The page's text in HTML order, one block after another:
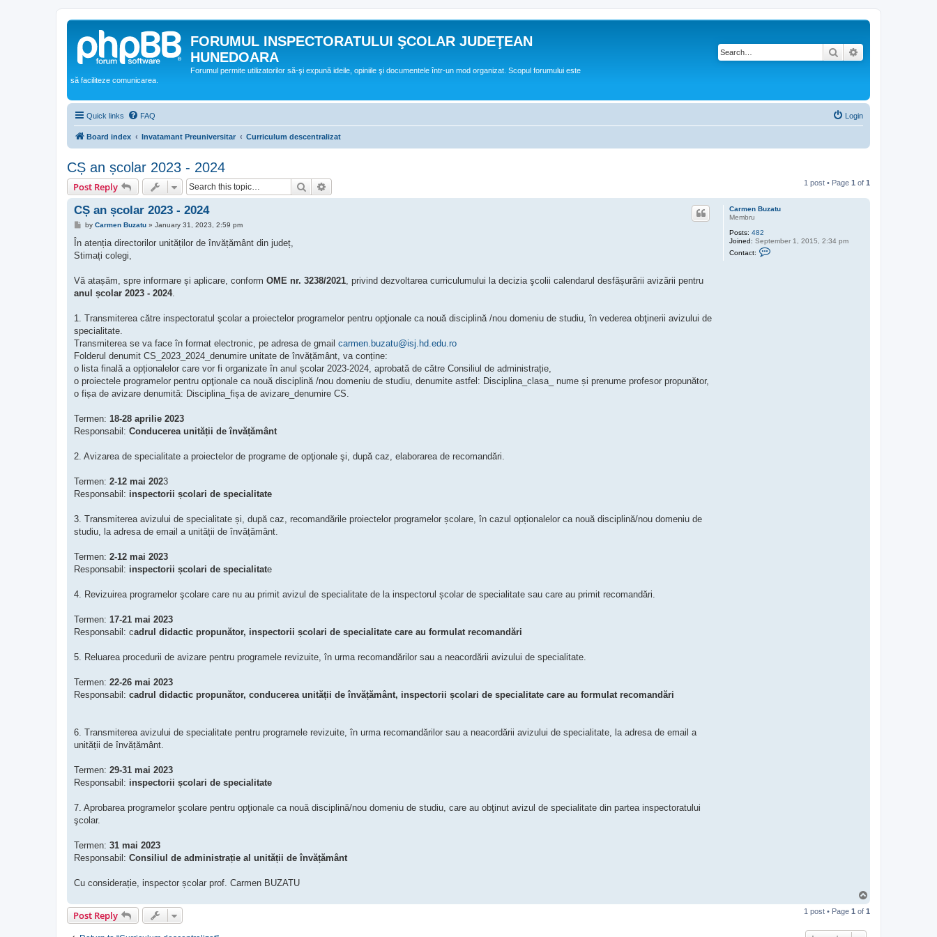
FORUMUL INSPECTORATULUI ŞCOLAR JUDEŢEAN
HUNEDOARA
Forumul permite utilizatorilor să-şi expună ideile, opiniile şi documentele într-un mod organizat. Scopul forumului este
să faciliteze comunicarea.
Search
Quick links FAQ Login
Board index Invatamant Preuniversitar Curriculum descentralizat
CȘ an școlar 2023 - 2024
Post Reply Search 1 post • Page 1 of 1
Carmen Buzatu
Membru
Posts: 482
Joined: September 1, 2015, 2:34 pm
Contact:
CȘ an școlar 2023 - 2024
P
s
by Carmen Buzatu» January 31, 2023, 2:59 pm
În atenția directorilor unităților de învățământ din județ,
Stimați colegi,
Vă atașăm, spre informare și aplicare, conform OME nr. 3238/2021 , privind dezvoltarea curriculumului la decizia şcolii calendarul desfășurării avizării pentru
anul școlar 2023 - 2024.
1. Transmiterea către inspectoratul şcolar a proiectelor programelor pentru opţionale ca nouă disciplină /nou domeniu de studiu, în vederea obţinerii avizului de
specialitate.
Transmiterea se va face în format electronic, pe adresa de gmail carmen.buzatu@isj.hd.edu.ro
Folderul denumit CS_2023_2024_denumire unitate de învățământ, va conține:
o lista finală a opționalelor care vor fi organizate în anul școlar 2023-2024, aprobată de către Consiliul de administrație,
o proiectele programelor pentru opţionale ca nouă disciplină /nou domeniu de studiu, denumite astfel: Disciplina_clasa_ nume și prenume profesor propunător,
o fișa de avizare denumită: Disciplina_fișa de avizare_denumire CS.
Termen: 18-28 aprilie 2023
Responsabil: Conducerea unității de învățământ
2. Avizarea de specialitate a proiectelor de programe de opţionale şi, după caz, elaborarea de recomandări.
Termen: 2-12 mai 2023
Responsabil: inspectorii școlari de specialitate
3. Transmiterea avizului de specialitate și, după caz, recomandările proiectelor programelor școlare, în cazul opționalelor ca nouă disciplină/nou domeniu de
studiu, la adresa de email a unității de învățământ.
Termen: 2-12 mai 2023
Responsabil: inspectorii școlari de specialitate
4. Revizuirea programelor şcolare care nu au primit avizul de specialitate de la inspectorul școlar de specialitate sau care au primit recomandări.
Termen: 17-21 mai 2023
Responsabil: cadrul didactic propunător, inspectorii școlari de specialitate care au formulat recomandări
5. Reluarea procedurii de avizare pentru programele revizuite, în urma recomandărilor sau a neacordării avizului de specialitate.
Termen: 22-26 mai 2023
Responsabil: cadrul didactic propunător, conducerea unității de învățământ, inspectorii școlari de specialitate care au formulat recomandări
6. Transmiterea avizului de specialitate pentru programele revizuite, în urma recomandărilor sau a neacordării avizului de specialitate, la adresa de email a
unității de învățământ.
Termen: 29-31 mai 2023
Responsabil: inspectorii școlari de specialitate
7. Aprobarea programelor şcolare pentru opţionale ca nouă disciplină/nou domeniu de studiu, care au obţinut avizul de specialitate din partea inspectoratului
şcolar.
Termen: 31 mai 2023
Responsabil: Consiliul de administrație al unității de învățământ
Cu considerație, inspector școlar prof. Carmen BUZATU
p
Post Reply 1 post • Page 1 of 1